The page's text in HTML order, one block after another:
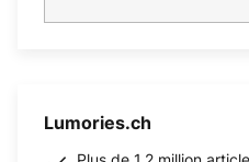
Lumories.ch